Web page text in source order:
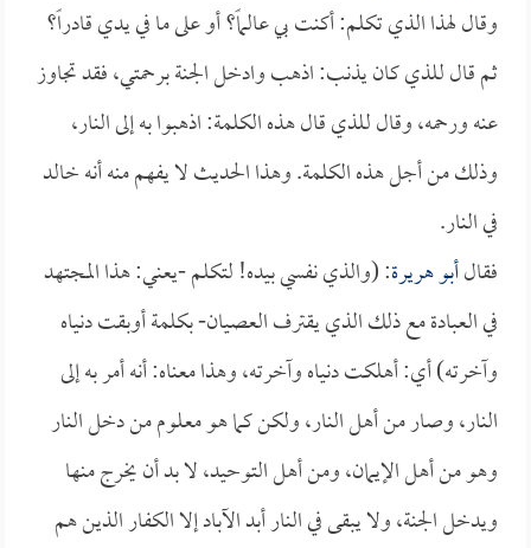
وقال لهذا الذي تكلم: أكنت بي عالماً؟ أو على ما في يدي قادراً؟
ثم قال للذي كان يذنب: اذهب وادخل الجنة برحمتي، فقد تجاوز
عنه ورحمه، وقال للذي قال هذه الكلمة: اذهبوا به إلى النار،
وذلك من أجل هذه الكلمة. وهذا الحديث لا يفهم منه أنه خالد
في النار.
فقالأبو هريرة: (والذي نفسي بيده! لتكلم -يعني: هذا المجتهد
في العبادة مع ذلك الذي يقترف العصيان- بكلمة أوبقت دنياه
وآخرته) أي: أهلكت دنياه وآخرته، وهذا معناه: أنه أمر به إلى
النار، وصار من أهل النار، ولكن كما هو معلوم من دخل النار
وهو من أهل الإيمان، ومن أهل التوحيد، لا بد أن يخرج منها
ويدخل الجنة، ولا يبقى في النار أبد الآباد إلا الكفار الذين هم